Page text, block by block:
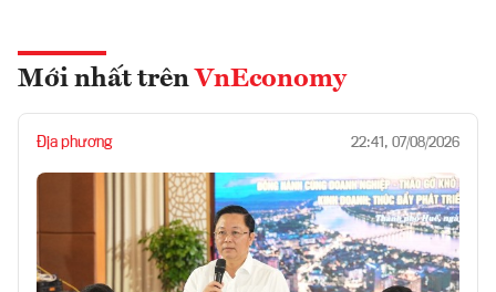
Mới nhất trên VnEconomy
Địa phương 22:41, 07/08/2026